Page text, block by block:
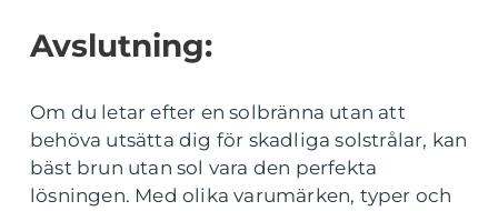
Avslutning:
Om du letar efter en solbränna utan att
behöva utsätta dig för skadliga solstrålar, kan
bäst brun utan sol vara den perfekta
lösningen. Med olika varumärken, typer och